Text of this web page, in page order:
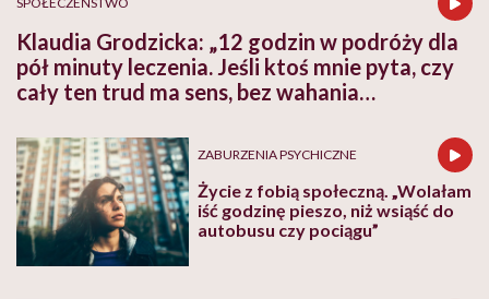
Klaudia Grodzicka: „12 godzin w podróży dla
pół minuty leczenia. Jeśli ktoś mnie pyta, czy
cały ten trud ma sens, bez wahania
ZABURZENIA PSYCHICZNE
Życie z fobią społeczną. „Wolałam
iść godzinę pieszo, niż wsiąść do
autobusu czy pociągu”